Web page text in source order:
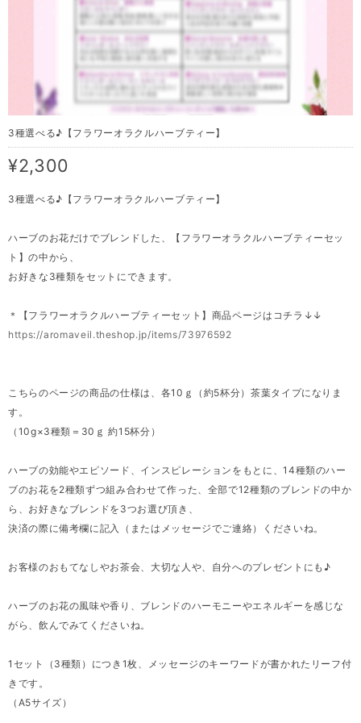
3種選べる♪【フラワーオラクルハーブティー】
¥2,300
3種選べる♪【フラワーオラクルハーブティー】
ハーブのお花だけでブレンドした、【フラワーオラクルハーブティーセッ
ト】の中から、
お好きな3種類をセットにできます。
＊【フラワーオラクルハーブティーセット】商品ページはコチラ↓↓
https://aromaveil.theshop.jp/items/73976592
こちらのページの商品の仕様は、各10ｇ（約5杯分）茶葉タイプになりま
す。
（10g×3種類＝30ｇ 約15杯分）
ハーブの効能やエピソード、インスピレーションをもとに、14種類のハー
ブのお花を2種類ずつ組み合わせて作った、全部で12種類のブレンドの中か
ら、お好きなブレンドを3つお選び頂き、
決済の際に備考欄に記入（またはメッセージでご連絡）くださいね。
お客様のおもてなしやお茶会、大切な人や、自分へのプレゼントにも♪
ハーブのお花の風味や香り、ブレンドのハーモニーやエネルギーを感じな
がら、飲んでみてくださいね。
1セット（3種類）につき1枚、メッセージのキーワードが書かれたリーフ付
きです。
（A5サイズ）